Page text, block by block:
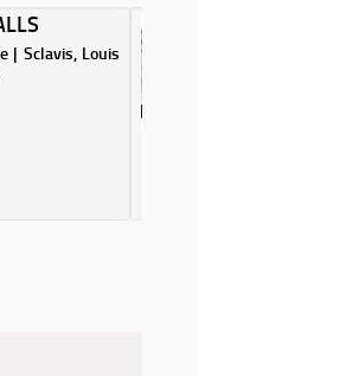
Thomas
| Sclavis, Louis